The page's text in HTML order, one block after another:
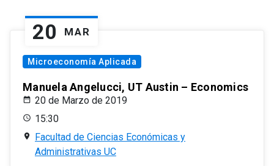
20 MAR
Microeconomía Aplicada
Manuela Angelucci, UT Austin – Economics
20 de Marzo de 2019
15:30
Facultad de Ciencias Económicas y
Administrativas UC